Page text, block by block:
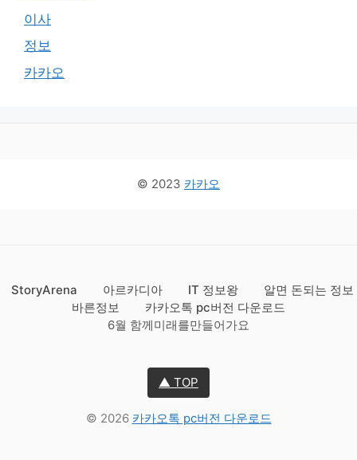
이사
정보
카카오
© 2023 카카오
StoryArena 아르카디아 IT 정보왕
알면 돈되는 정보
바른정보
카카오톡 pc버전 다운로드
6월 함께미래를만들어가요
▲ TOP
© 2026 카카오톡 pc버전 다운로드